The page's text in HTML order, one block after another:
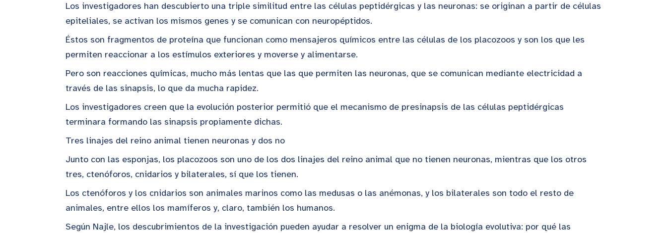
Los investigadores han descubierto una triple similitud entre las células peptidérgicas y las neuronas: se originan a partir de células
epiteliales, se activan los mismos genes y se comunican con neuropéptidos.
Éstos son fragmentos de proteína que funcionan como mensajeros químicos entre las células de los placozoos y son los que les
permiten reaccionar a los estímulos exteriores y moverse y alimentarse.
Pero son reacciones químicas, mucho más lentas que las que permiten las neuronas, que se comunican mediante electricidad a
través de las sinapsis, lo que da mucha rapidez.
Los investigadores creen que la evolución posterior permitió que el mecanismo de presinapsis de las células peptidérgicas
terminara formando las sinapsis propiamente dichas.
Tres linajes del reino animal tienen neuronas y dos no
Junto con las esponjas, los placozoos son uno de los dos linajes del reino animal que no tienen neuronas, mientras que los otros
tres, ctenóforos, cnidarios y bilaterales, sí que los tienen.
Los ctenóforos y los cnidarios son animales marinos como las medusas o las anémonas, y los bilaterales son todo el resto de
animales, entre ellos los mamíferos y, claro, también los humanos.
Según Najle, los descubrimientos de la investigación pueden ayudar a resolver un enigma de la biología evolutiva: por qué las